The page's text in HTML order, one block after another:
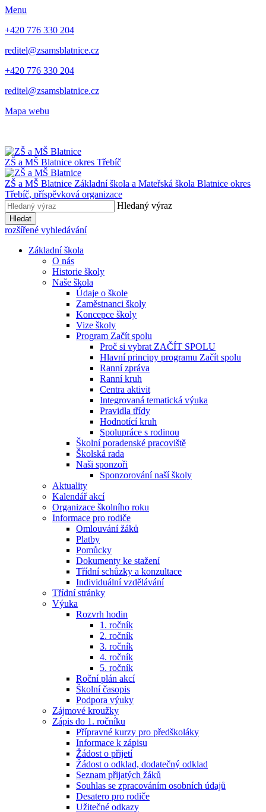
Menu
+420 776 330 204
reditel@zsamsblatnice.cz
+420 776 330 204
reditel@zsamsblatnice.cz
Mapa webu
ZŠ a MŠ Blatnice okres Třebíč
ZŠ a MŠ Blatnice Základní škola a Mateřská škola Blatnice okres
Třebíč, příspěvková organizace
Hledaný výraz
Hledat
rozšířené vyhledávání
Základní škola
O nás
Historie školy
Naše škola
Údaje o škole
Zaměstnanci školy
Koncepce školy
Vize školy
Program Začít spolu
Proč si vybrat ZAČÍT SPOLU
Hlavní principy programu Začít spolu
Ranní zpráva
Ranní kruh
Centra aktivit
Integrovaná tematická výuka
Pravidla třídy
Hodnotící kruh
Spolupráce s rodinou
Školní poradenské pracoviště
Školská rada
Naši sponzoři
Sponzorování naší školy
Aktuality
Kalendář akcí
Organizace školního roku
Informace pro rodiče
Omlouvání žáků
Platby
Pomůcky
Dokumenty ke stažení
Třídní schůzky a konzultace
Individuální vzdělávání
Třídní stránky
Výuka
Rozvrh hodin
1. ročník
2. ročník
3. ročník
4. ročník
5. ročník
Roční plán akcí
Školní časopis
Podpora výuky
Zájmové kroužky
Zápis do 1. ročníku
Přípravné kurzy pro předškoláky
Informace k zápisu
Žádost o přijetí
Žádost o odklad, dodatečný odklad
Seznam přijatých žáků
Souhlas se zpracováním osobních údajů
Desatero pro rodiče
Užitečné odkazy